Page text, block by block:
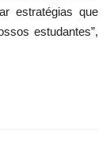
estratégias que
estudantes”,